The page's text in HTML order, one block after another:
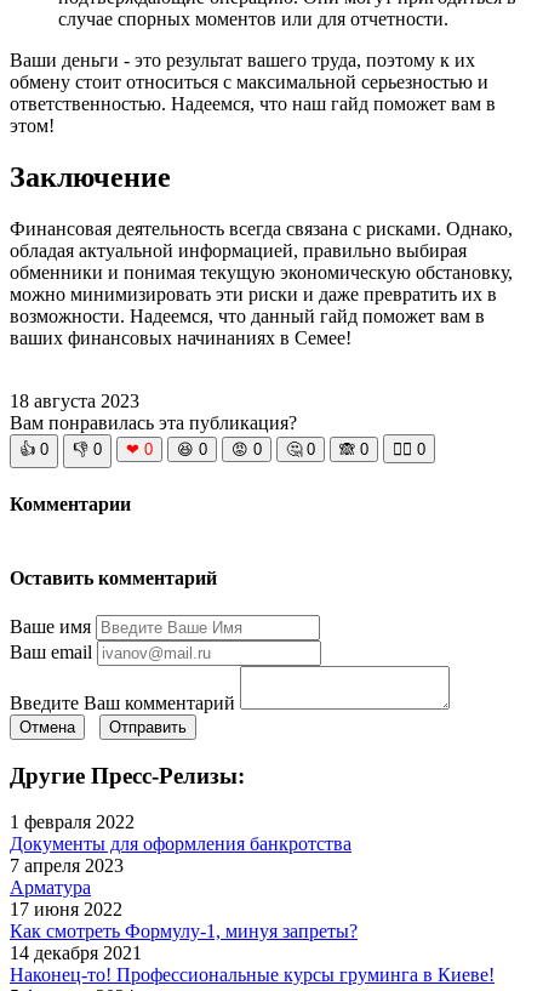
случае спорных моментов или для отчетности.
Ваши деньги - это результат вашего труда, поэтому к их
обмену стоит относиться с максимальной серьезностью и
ответственностью. Надеемся, что наш гайд поможет вам в
этом!
Заключение
Финансовая деятельность всегда связана с рисками. Однако,
обладая актуальной информацией, правильно выбирая
обменники и понимая текущую экономическую обстановку,
можно минимизировать эти риски и даже превратить их в
возможности. Надеемся, что данный гайд поможет вам в
ваших финансовых начинаниях в Семее!
18 августа 2023
Вам понравилась эта публикация?
👍 0 👎 0 ❤ 0 😆 0 😡 0 🤔 0 🙈 0 🧘‍♀️ 0
Комментарии
Оставить комментарий
Ваше имя
Ваш email
Введите Ваш комментарий
Отмена Отправить
Другие Пресс-Релизы:
1 февраля 2022
Документы для оформления банкротства
7 апреля 2023
Арматура
17 июня 2022
Как смотреть Формулу-1, минуя запреты?
14 декабря 2021
Наконец-то! Профессиональные курсы груминга в Киеве!